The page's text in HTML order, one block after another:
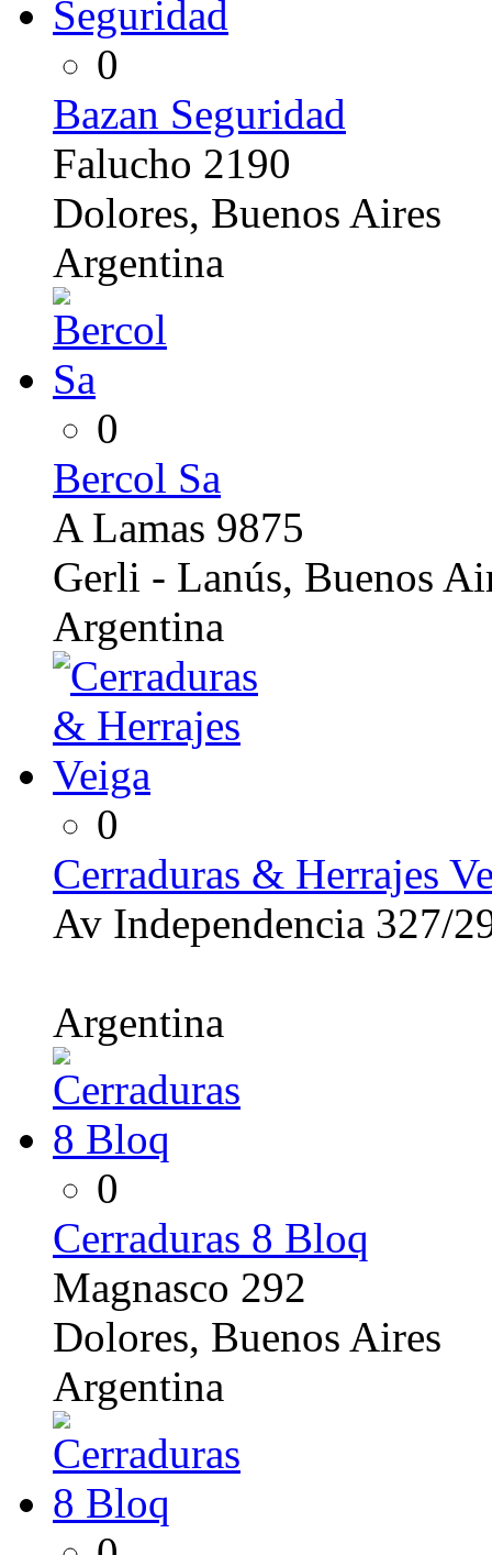
0
Bazan Seguridad
Falucho 2190
Dolores, Buenos Aires
Argentina
0
Bercol Sa
A Lamas 9875
Gerli - Lanús, Buenos
Argentina
0
Cerraduras & Herrajes
Av Independencia 327/
Argentina
0
Cerraduras 8 Bloq
Magnasco 292
Dolores, Buenos Aires
Argentina